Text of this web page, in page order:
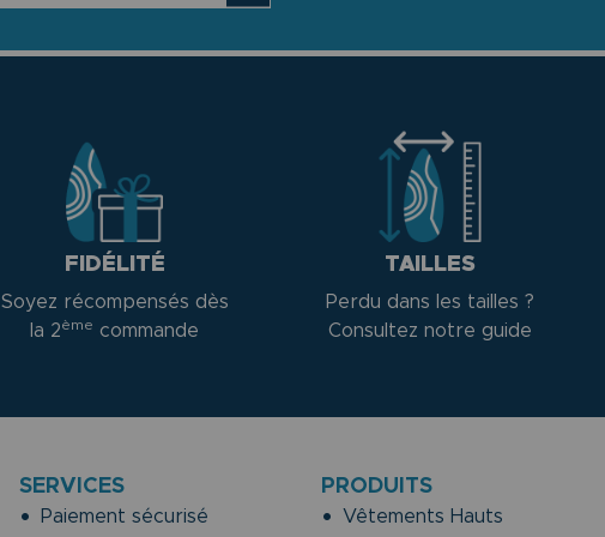
FIDÉLITÉ
Soyez récompensés dès
la 2ème commande
TAILLES
Perdu dans les tailles ?
Consultez notre guide
SERVICES
Paiement sécurisé
PRODUITS
Vêtements Hauts